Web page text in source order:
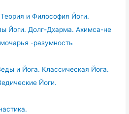
и Философия Йоги.
Йоги. Долг-Дхарма. Ахимса-не
-разумность
и Йога. Классическая Йога.
Йоги.